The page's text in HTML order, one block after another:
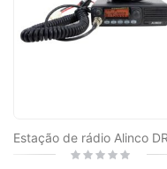
Rating: